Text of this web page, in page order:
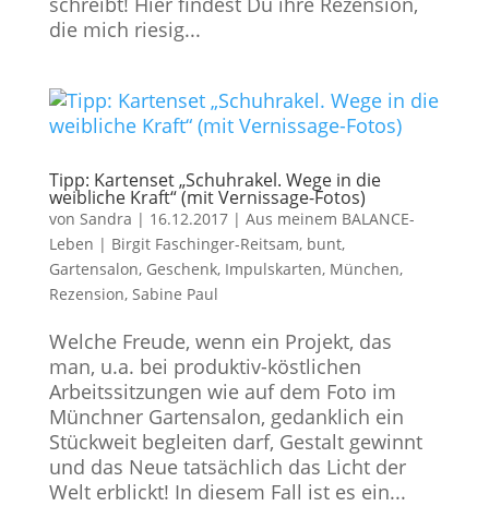
die mich riesig...
Tipp: Kartenset „Schuhrakel. Wege in die
weibliche Kraft“ (mit Vernissage-Fotos)
von Sandra | 16.12.2017| Aus meinem BALANCE-
Leben | Birgit Faschinger-Reitsam, bunt,
Gartensalon, Geschenk, Impulskarten, München,
Rezension, Sabine Paul
Welche Freude, wenn ein Projekt, das
man, u.a. bei produktiv-köstlichen
Arbeitssitzungen wie auf dem Foto im
Münchner Gartensalon, gedanklich ein
Stückweit begleiten darf, Gestalt gewinnt
und das Neue tatsächlich das Licht der
Welt erblickt! In diesem Fall ist es ein...